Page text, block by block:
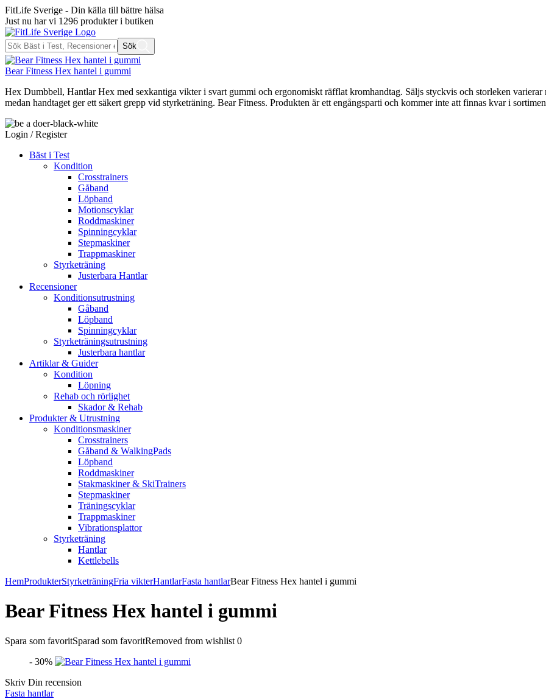
FitLife Sverige - Din källa till bättre hälsa
Just nu har vi 1296 produkter i butiken
Sök
Bear Fitness Hex hantel i gummi
Hex Dumbbell, Hantlar Hex med sexkantiga vikter i svart gummi och ergonomiskt räfflat kromhandtag. Säljs styckvis och storleken
medan handtaget ger ett säkert grepp vid styrketräning. Bear Fitness. Produkten är ett engångsparti och kommer inte att finnas kvar i
Login / Register
Bäst i Test
Kondition
Crosstrainers
Gåband
Löpband
Motionscyklar
Roddmaskiner
Spinningcyklar
Stepmaskiner
Trappmaskiner
Styrketräning
Justerbara Hantlar
Recensioner
Konditionsutrustning
Gåband
Löpband
Spinningcyklar
Styrketräningsutrustning
Justerbara hantlar
Artiklar & Guider
Kondition
Löpning
Rehab och rörlighet
Skador & Rehab
Produkter & Utrustning
Konditionsmaskiner
Crosstrainers
Gåband & WalkingPads
Löpband
Roddmaskiner
Stakmaskiner & SkiTrainers
Stepmaskiner
Träningscyklar
Trappmaskiner
Vibrationsplattor
Styrketräning
Hantlar
Kettlebells
HemProdukterStyrketräningFria vikterHantlarFasta hantlarBear Fitness Hex hantel i gummi
Bear Fitness Hex hantel i gummi
Spara som favoritSparad som favoritRemoved from wishlist 0
- 30%
Skriv Din recension
Fasta hantlar